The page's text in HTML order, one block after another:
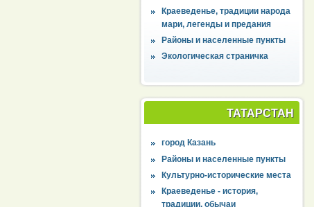
Краеведенье, традиции народа
мари, легенды и предания
Районы и населенные пункты
Экологическая страничка
ТАТАРСТАН
город Казань
Районы и населенные пункты
Культурно-исторические места
Краеведенье - история,
традиции, обычаи